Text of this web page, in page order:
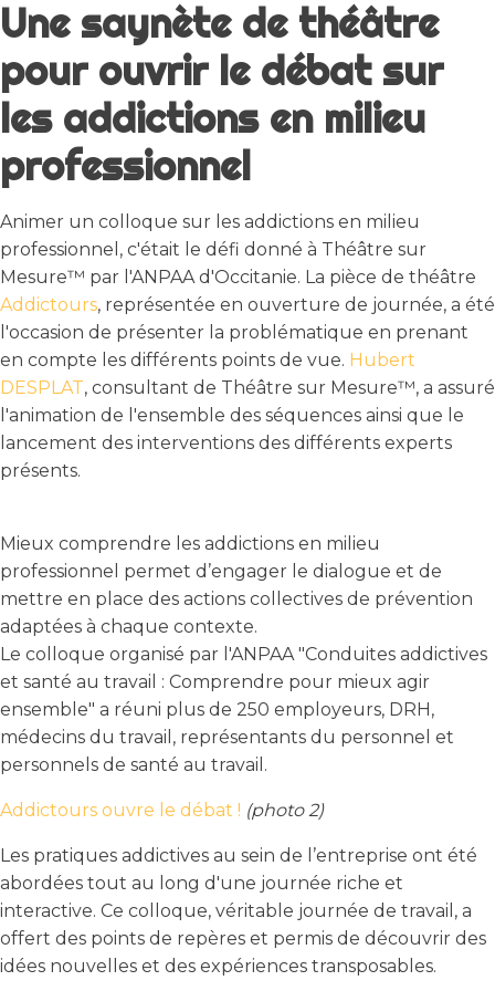
Une saynète de théâtre
pour ouvrir le débat sur
les addictions en milieu
professionnel
Animer un colloque sur les addictions en milieu
professionnel, c'était le défi donné à Théâtre sur
Mesure™ par l'ANPAA d'Occitanie. La pièce de théâtre
Addictours, représentée en ouverture de journée, a été
l'occasion de présenter la problématique en prenant
en compte les différents points de vue. Hubert
DESPLAT, consultant de Théâtre sur Mesure™, a assuré
l'animation de l'ensemble des séquences ainsi que le
lancement des interventions des différents experts
présents.
Mieux comprendre les addictions en milieu
professionnel permet d’engager le dialogue et de
mettre en place des actions collectives de prévention
adaptées à chaque contexte.
Le colloque organisé par l'ANPAA "Conduites addictives
et santé au travail : Comprendre pour mieux agir
ensemble" a réuni plus de 250 employeurs, DRH,
médecins du travail, représentants du personnel et
personnels de santé au travail.
Addictours ouvre le débat ! (photo 2)
Les pratiques addictives au sein de l’entreprise ont été
abordées tout au long d'une journée riche et
interactive. Ce colloque, véritable journée de travail, a
offert des points de repères et permis de découvrir des
idées nouvelles et des expériences transposables.